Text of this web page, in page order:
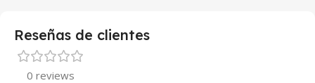
Reseñas de clientes
0 reviews